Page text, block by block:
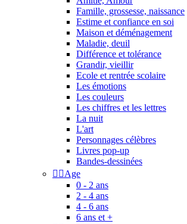
Famille, grossesse, naissance
Estime et confiance en soi
Maison et déménagement
Maladie, deuil
Différence et tolérance
Grandir, vieillir
Ecole et rentrée scolaire
Les émotions
Les couleurs
Les chiffres et les lettres
La nuit
L'art
Personnages célèbres
Livres pop-up
Bandes-dessinées
 Age
0 - 2 ans
2 - 4 ans
4 - 6 ans
6 ans et +